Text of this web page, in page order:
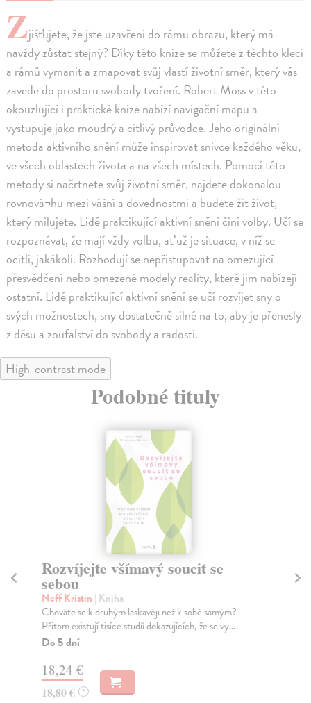
Zjišťujete, že jste uzavřeni do rámu obrazu, který má
navždy zůstat stejný? Díky této knize se můžete z těchto klecí
a rámů vymanit a zmapovat svůj vlastí životní směr, který vás
zavede do prostoru svobody tvoření. Robert Moss v této
okouzlující i praktické knize nabízí navigační mapu a
vystupuje jako moudrý a citlivý průvodce. Jeho originální
metoda aktivního snění může inspirovat snivce každého věku,
ve všech oblastech života a na všech místech. Pomocí této
metody si načrtnete svůj životní směr, najdete dokonalou
rovnová¬hu mezi vášní a dovednostmi a budete žít život,
který milujete. Lidé praktikující aktivní snění činí volby. Učí se
rozpoznávat, že mají vždy volbu, ať už je situace, v níž se
ocitli, jakákoli. Rozhodují se nepřistupovat na omezující
přesvědčení nebo omezené modely reality, které jim nabízejí
ostatní. Lidé praktikující aktivní snění se učí rozvíjet sny o
svých možnostech, sny dostatečně silné na to, aby je přenesly
z děsu a zoufalství do svobody a radosti.
High-contrast mode
Podobné tituly
Rozvíjejte všímavý soucit se
sebou
Neff Kristin | Kniha
Chováte se k druhým laskavěji než k sobě samým?
Přitom existují tisíce studií dokazujících, že se vy...
Do 5 dní
18,24 €
18,80 € ?